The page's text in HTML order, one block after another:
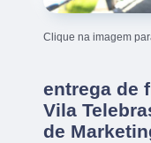
Clique na imagem
entrega de
Vila
de